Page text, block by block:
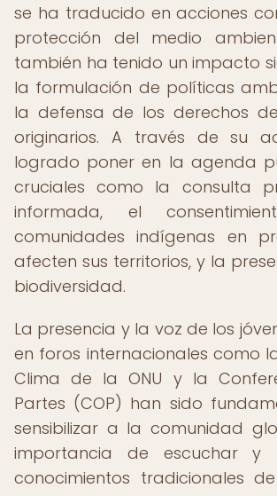
se ha traducido en acciones
protección del medio
también ha tenido un impacto
la formulación de políticas
la defensa de los derechos
originarios. A través de su
logrado poner en la agenda
cruciales como la consulta
informada, el
comunidades indígenas en
afecten sus territorios, y la
biodiversidad.
La presencia y la voz de los
en foros internacionales como
Clima de la ONU y la
Partes (COP) han sido
sensibilizar a la comunidad
importancia de escuchar y
conocimientos tradicionales